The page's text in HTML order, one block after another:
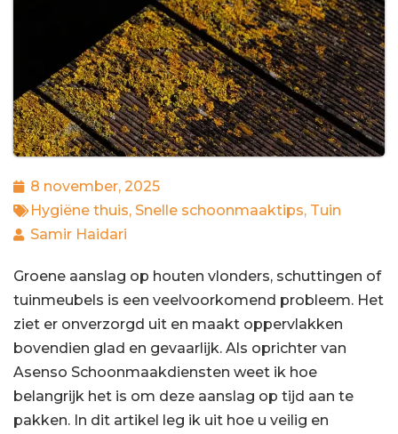
8 november, 2025
Hygiëne thuis, Snelle schoonmaaktips, Tuin
Samir Haidari
Groene aanslag op houten vlonders, schuttingen of
tuinmeubels is een veelvoorkomend probleem. Het
ziet er onverzorgd uit en maakt oppervlakken
bovendien glad en gevaarlijk. Als oprichter van
Asenso Schoonmaakdiensten weet ik hoe
belangrijk het is om deze aanslag op tijd aan te
pakken. In dit artikel leg ik uit hoe u veilig en